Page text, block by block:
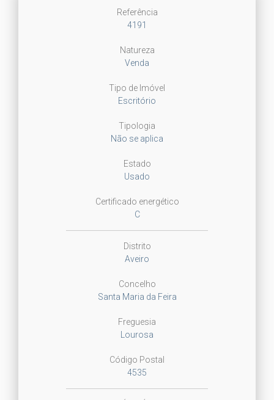
Referência
4191
Natureza
Venda
Tipo de Imóvel
Escritório
Tipologia
Não se aplica
Estado
Usado
Certificado energético
C
Distrito
Aveiro
Concelho
Santa Maria da Feira
Freguesia
Lourosa
Código Postal
4535